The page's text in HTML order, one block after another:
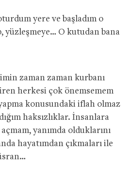
yere ve başladım o
yüzleşmeye… O kutudan bana
zaman zaman kurbanı
herkesi çok önemsemem
konusundaki iflah olmaz
haksızlıklar. İnsanlara
yanımda olduklarını
hayatımdan çıkmaları ile